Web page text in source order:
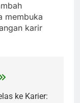
membuka
karir
ke Karier: